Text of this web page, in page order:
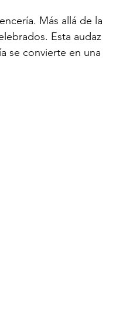
Más allá de la
Esta audaz
se convierte en una